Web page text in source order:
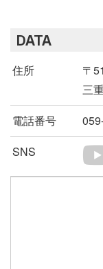
DATA
住所
〒
三
電話番号
SNS